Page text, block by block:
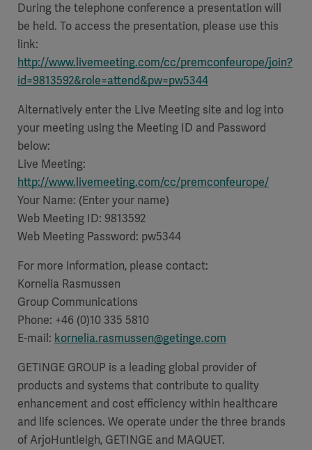
During the telephone conference a presentation will
be held. To access the presentation, please use this
link:
http://www.livemeeting.com/cc/premconfeurope/join?
id=9813592&role=attend&pw=pw5344
Alternatively enter the Live Meeting site and log into
your meeting using the Meeting ID and Password
below:
Live Meeting:
http://www.livemeeting.com/cc/premconfeurope/
Your Name: (Enter your name)
Web Meeting ID: 9813592
Web Meeting Password: pw5344
For more information, please contact:
Kornelia Rasmussen
Group Communications
Phone: +46 (0)10 335 5810
E-mail: kornelia.rasmussen@getinge.com
GETINGE GROUP is a leading global provider of
products and systems that contribute to quality
enhancement and cost efficiency within healthcare
and life sciences. We operate under the three brands
of ArjoHuntleigh, GETINGE and MAQUET.